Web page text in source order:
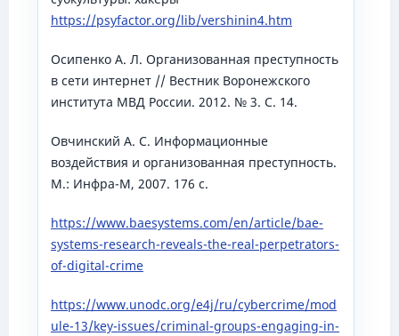
https://psyfactor.org/lib/vershinin4.htm
Осипенко А. Л. Организованная преступность
в сети интернет // Вестник Воронежского
института МВД России. 2012. № 3. С. 14.
Овчинский А. С. Информационные
воздействия и организованная преступность.
М.: Инфра-М, 2007. 176 с.
https://www.baesystems.com/en/article/bae-
systems-research-reveals-the-real-perpetrators-
of-digital-crime
https://www.unodc.org/e4j/ru/cybercrime/mod
ule-13/key-issues/criminal-groups-engaging-in-